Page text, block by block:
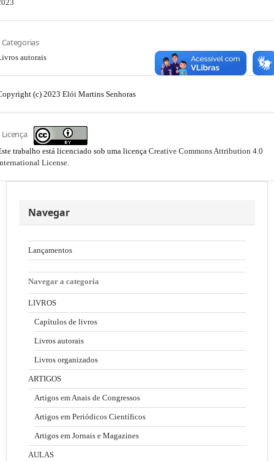
Categorias
autorais
(c) 2023 Elói Martins Senhoras
Licença
trabalho está licenciado sob uma licença Creative Commons Attribution 4.0
License
Navegar
Lançamentos
Navegar a categoria
LIVROS
Capítulos de livros
Livros autorais
Livros organizados
ARTIGOS
Artigos em Anais de Congressos
Artigos em Periódicos Científicos
Artigos em Jornais e Magazines
AULAS